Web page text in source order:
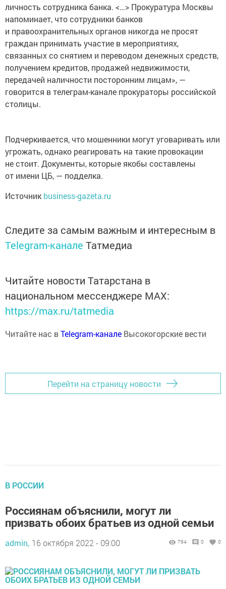
личность сотрудника банка. <…> Прокуратура Москвы
напоминает, что сотрудники банков
и правоохранительных органов никогда не просят
граждан принимать участие в мероприятиях,
связанных со снятием и переводом денежных средств,
получением кредитов, продажей недвижимости,
передачей наличности посторонним лицам», —
говорится в телеграм-канале прокураторы российской
столицы.
Подчеркивается, что мошенники могут уговаривать или
угрожать, однако реагировать на такие провокации
не стоит. Документы, которые якобы составлены
от имени ЦБ, — подделка.
Источникbusiness-gazeta.ru
Следите за самым важным и интересным в
Telegram-канале Татмедиа
Читайте новости Татарстана в
национальном мессенджере MАХ:
https://max.ru/tatmedia
Читайте нас вTelegram-канале Высокогорские вести
Перейти на страницу новости
В РОССИИ
Россиянам объяснили, могут ли
призвать обоих братьев из одной семьи
admin, 16 октября 2022 - 09:00 764 0 0